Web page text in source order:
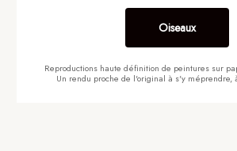
Oiseaux
Reproductions haute définition de peintures sur
Un rendu proche de l'original à s'y méprendre,